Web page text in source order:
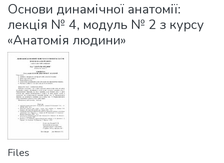
Основи динамічної анатомії:
лекція № 4, модуль № 2 з курсу
«Анатомія людини»
Files